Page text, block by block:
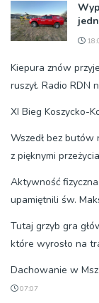
Kiepura znów
ruszył. Radio RDN
XI Bieg Koszycko-
Wszedł bez butów
z pięknymi
Aktywność
upamiętnili św.
Tutaj grzyb gra
które wyrosło na
Dachowanie w
07:07